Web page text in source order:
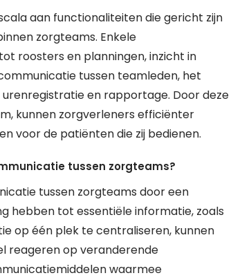
aan functionaliteiten die gericht zijn
zorgteams. Enkele
roosters en planningen, inzicht in
tussen teamleden, het
en rapportage. Door deze
kunnen zorgverleners efficiënter
voor de patiënten die zij bedienen.
tussen zorgteams?
tussen zorgteams door een
hebben tot essentiële informatie, zoals
op één plek te centraliseren, kunnen
reageren op veranderende
waarmee